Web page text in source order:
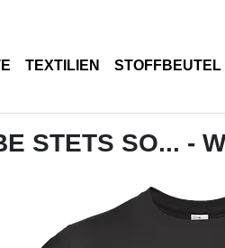
TEXTILIEN STOFFBEUTEL
STETS SO... -